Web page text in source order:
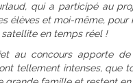
qui a participé au
élèves et moi-même,
satellite en temps réel !
au concours apporte
tellement intenses,